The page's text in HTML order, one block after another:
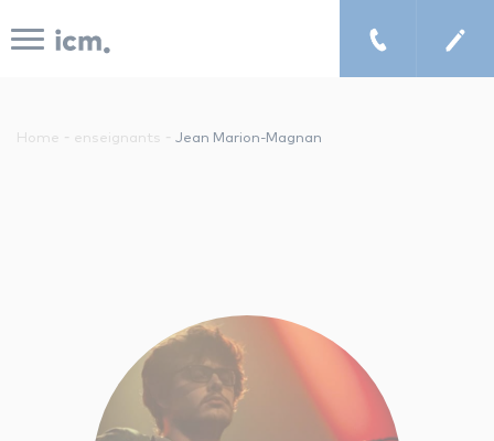
chercher un enseignant
Home - enseignants - Jean Marion-Magnan